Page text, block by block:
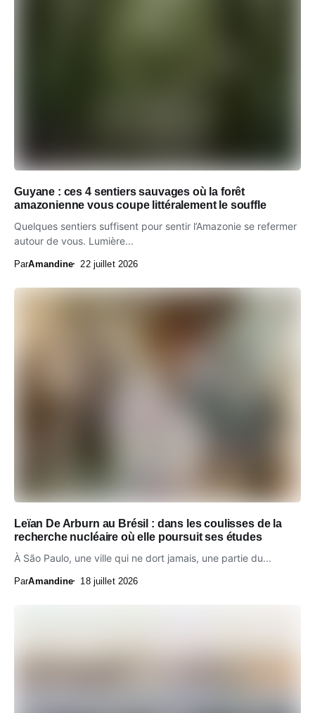
Guyane : ces 4 sentiers sauvages où la forêt
amazonienne vous coupe littéralement le souffle
Quelques sentiers suffisent pour sentir l’Amazonie se refermer
autour de vous. Lumière...
ParAmandine 22 juillet 2026
Leïan De Arburn au Brésil : dans les coulisses de la
recherche nucléaire où elle poursuit ses études
À São Paulo, une ville qui ne dort jamais, une partie du...
ParAmandine 18 juillet 2026